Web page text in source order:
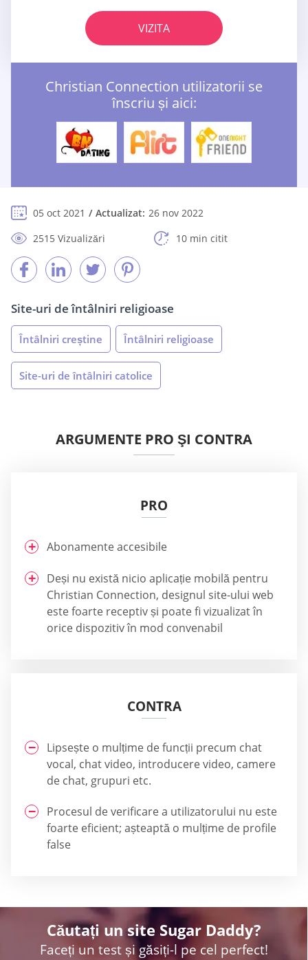
VIZITA
Christian Connection utilizatorii se
înscriu și aici:
05 oct 2021 Actualizat: 26 nov 2022
2515 Vizualizări
10 min citit
Site-uri de întâlniri religioase
Întâlniri creștine Întâlniri religioase
Site-uri de întâlniri catolice
ARGUMENTE PRO ŞI CONTRA
PRO
Abonamente accesibile
Deși nu există nicio aplicație mobilă pentru
Christian Connection, designul site-ului web
este foarte receptiv și poate fi vizualizat în
orice dispozitiv în mod convenabil
CONTRA
Lipsește o mulțime de funcții precum chat
vocal, chat video, introducere video, camere
de chat, grupuri etc.
Procesul de verificare a utilizatorului nu este
foarte eficient; așteaptă o mulțime de profile
false
Căutați un site Sugar Daddy?
Faceți un test și găsiți-l pe cel perfect!